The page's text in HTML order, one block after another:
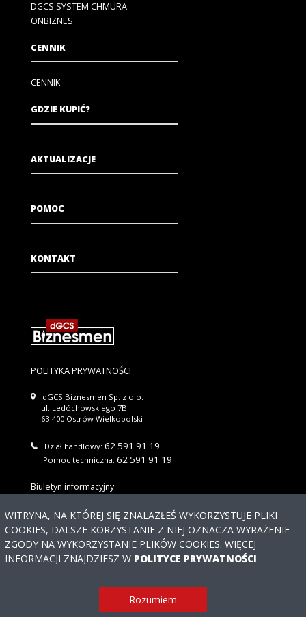
Potrzebujesz
pomocy?
DGCS SYSTEM CHMURA
ONBIZNES
CENNIK
CENNIK
GDZIE KUPIĆ?
AKTUALIZACJE
POMOC
KONTAKT
POLITYKA PRYWATNOŚCI
dGCS Biznesmen Sp. z o.o.
ul. Ledóchowskiego 7B
63-400 Ostrów Wielkopolski
Dział handlowy: 62 591 91 19
Pomoc techniczna:62 591 91 19
Biuletyn informacyjny
Wyślij
Akceptuję warunkiRegulaminu newslettera
WITRYNA, NA KTÓREJ SIĘ ZNALAZŁEŚ WYKORZYSTUJE PLIKI
COOKIES, DALSZE KORZYSTANIE Z NIEJ OZNACZA WYRAŻENIE
ZGODY NA WYKORZYSTANIE PLIKÓW COOKIES. WIĘCEJ
INFORMACJI ZNAJDZIESZ W POLITYCE PRYWATNOŚCI.
Rozumiem
© 2026 DGCS BIZNESMEN SP. Z O.O. WSZYSTKIE PRAWA
ZASTRZEŻONE